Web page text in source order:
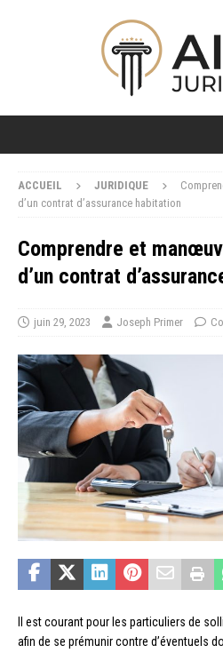
ACCUEIL JURIDIQUE
d’un contrat d’assurance habitation
Comprendre et
d’un contrat
juin 29, 2023 Joseph Primer
Il est courant pour les particuliers de
afin de se prémunir contre d’éventuels